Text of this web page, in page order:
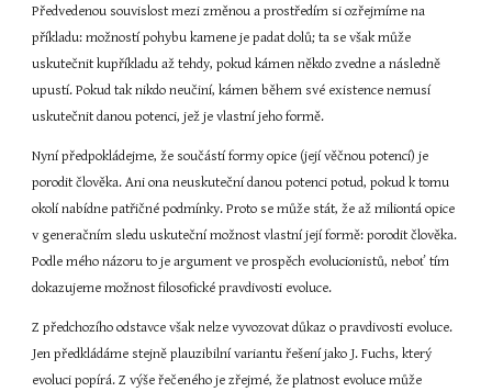
Předvedenou souvislost mezi změnou a prostředím si ozřejmíme na
příkladu: možností pohybu kamene je padat dolů; ta se však může
uskutečnit kupříkladu až tehdy, pokud kámen někdo zvedne a následně
upustí. Pokud tak nikdo neučiní, kámen během své existence nemusí
uskutečnit danou potenci, jež je vlastní jeho formě.
Nyní předpokládejme, že součástí formy opice (její věčnou potencí) je
porodit člověka. Ani ona neuskuteční danou potenci potud, pokud k tomu
okolí nabídne patřičné podmínky. Proto se může stát, že až miliontá opice
v generačním sledu uskuteční možnost vlastní její formě: porodit člověka.
Podle mého názoru to je argument ve prospěch evolucionistů, neboť tím
dokazujeme možnost filosofické pravdivosti evoluce.
Z předchozího odstavce však nelze vyvozovat důkaz o pravdivosti evoluce.
Jen předkládáme stejně plauzibilní variantu řešení jako J. Fuchs, který
evoluci popírá. Z výše řečeného je zřejmé, že platnost evoluce může